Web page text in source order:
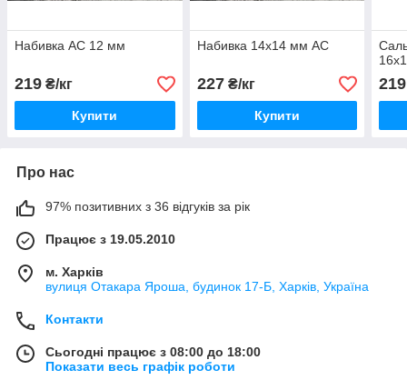
Набивка АС 12 мм
219 ₴/кг
Купити
Набивка 14х14 мм АС
227₴/кг
Купити
219
Про нас
97% позитивних з 36 відгуків за рік
Працює з 19.05.2010
м. Харків
вулиця Отакара Яроша, будинок 17-Б, Харків, Україна
Контакти
Сьогодні працює з 08:00 до 18:00
Показати весь графік роботи